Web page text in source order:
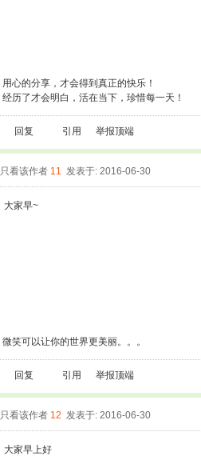
用心的分享，才会得到真正的快乐！
经历了才会明白，活在当下，珍惜每一天！
回复 引用 举报顶端
只看该作者 11 发表于: 2016-06-30
大家早~
微笑可以让你的世界更美丽。。。
回复 引用 举报顶端
只看该作者 12 发表于: 2016-06-30
大家早上好